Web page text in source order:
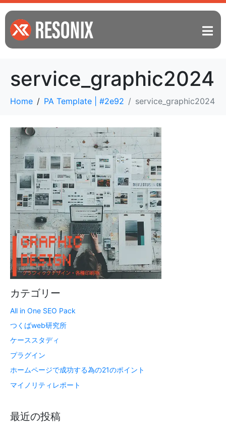
service_graphic2024
Home PA Template | #2e92 service_graphic2024
カテゴリー
All in One SEO Pack
つくばweb研究所
ケーススタディ
プラグイン
ホームページで成功する為の21のポイント
マイノリティレポート
最近の投稿